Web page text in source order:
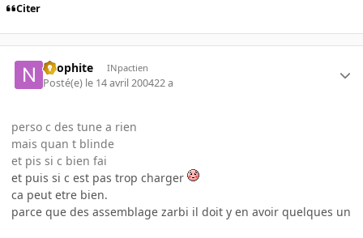
Citer
neophite INpactien
Posté(e) le 14 avril 200422 a
perso c des tune a rien
mais quan t blinde
et pis si c bien fai
et puis si c est pas trop charger
ca peut etre bien.
parce que des assemblage zarbi il doit y en avoir quelques un